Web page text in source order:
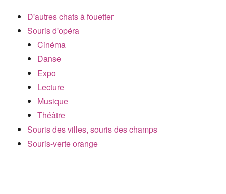
D'autres chats à fouetter
Souris d'opéra
Cinéma
Danse
Expo
Lecture
Musique
Théâtre
Souris des villes, souris des champs
Souris-verte orange